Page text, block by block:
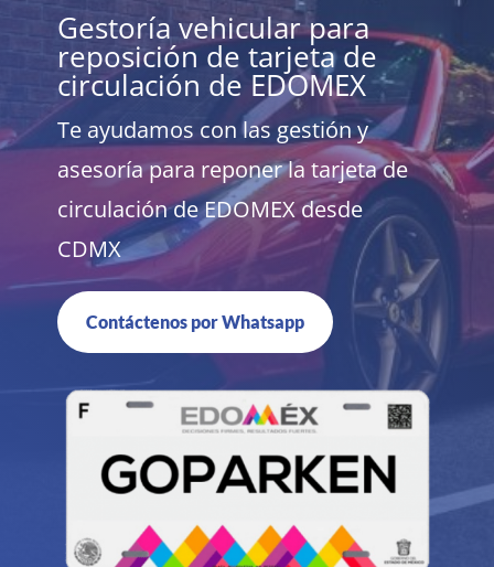
Gestoría vehicular para
reposición de tarjeta de
circulación de EDOMEX
Te ayudamos con las gestión y
asesoría para reponer la tarjeta de
circulación de EDOMEX desde
CDMX
Contáctenos por Whatsapp